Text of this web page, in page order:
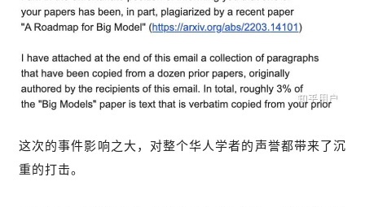
这次的事件影响之大，对整个华人学者的声誉都带来了沉
重的打击。